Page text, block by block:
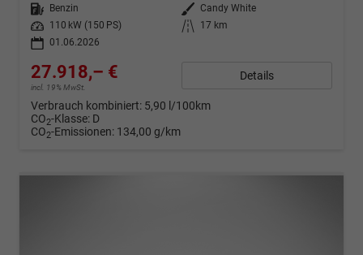
Kraftstoff
Benzin Außenfarbe Candy White
Leistung
110 kW (150 PS) Kilometerstand
17 km
01.06.2026
27.918,– €
incl. 19% MwSt.
Details
Verbrauch kombiniert: 5,90 l/100km
CO2-Klasse: D
CO2-Emissionen: 134,00 g/km